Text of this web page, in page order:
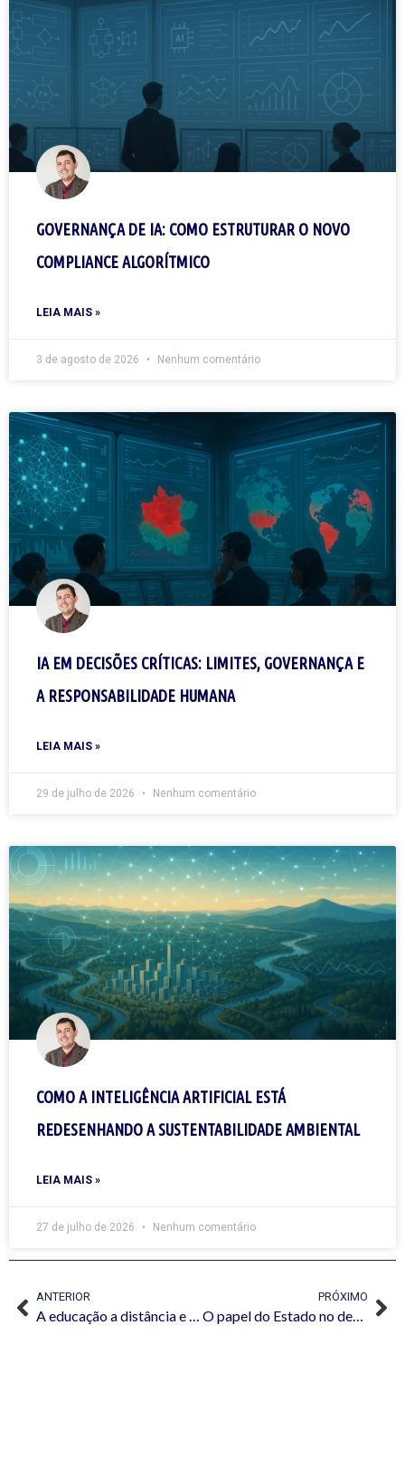
GOVERNANÇA DE IA: COMO ESTRUTURAR O NOVO
COMPLIANCE ALGORÍTMICO
LEIA MAIS »
3 de agosto de 2026 Nenhum comentário
IA EM DECISÕES CRÍTICAS: LIMITES, GOVERNANÇA E
A RESPONSABILIDADE HUMANA
LEIA MAIS »
29 de julho de 2026 Nenhum comentário
COMO A INTELIGÊNCIA ARTIFICIAL ESTÁ
REDESENHANDO A SUSTENTABILIDADE AMBIENTAL
LEIA MAIS »
27 de julho de 2026 Nenhum comentário
ANTERIOR
A educação a distância e o vírus
PRÓXIMO
O papel do Estado no desenvolvimento da inovação no Brasil